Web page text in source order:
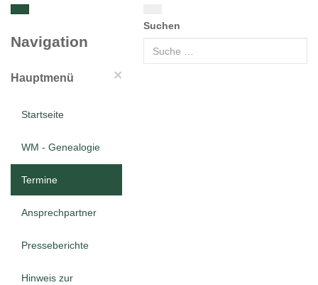
Navigation
×
Hauptmenü
Startseite
WM - Genealogie
Termine
Ansprechpartner
Presseberichte
Hinweis zur
Suchen